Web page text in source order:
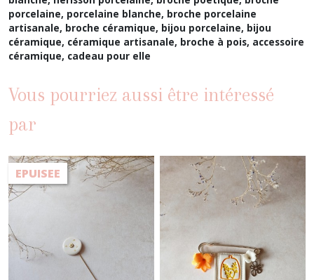
porcelaine, porcelaine blanche, broche porcelaine
artisanale, broche céramique, bijou porcelaine, bijou
céramique, céramique artisanale, broche à pois, accessoire
céramique, cadeau pour elle
Vous pourriez aussi être intéressé
par
EPUISEE